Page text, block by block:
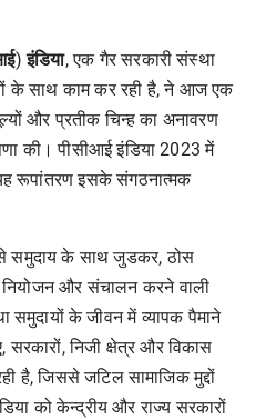
)इंडिया, एक गैर सरकारी संस्था
के साथ काम कर रही है, ने आज एक
और प्रतीक चिन्ह का अनावरण
की। पीसीआई इंडिया 2023 में
रूपांतरण इसके संगठनात्मक
समुदाय के साथ जुडकर, ठोस
नियोजन और संचालन करने वाली
के जीवन में व्यापक पैमाने
निजी क्षेत्र और विकास
है, जिससे जटिल सामाजिक मुद्दों
को केन्द्रीय और राज्य सरकारों